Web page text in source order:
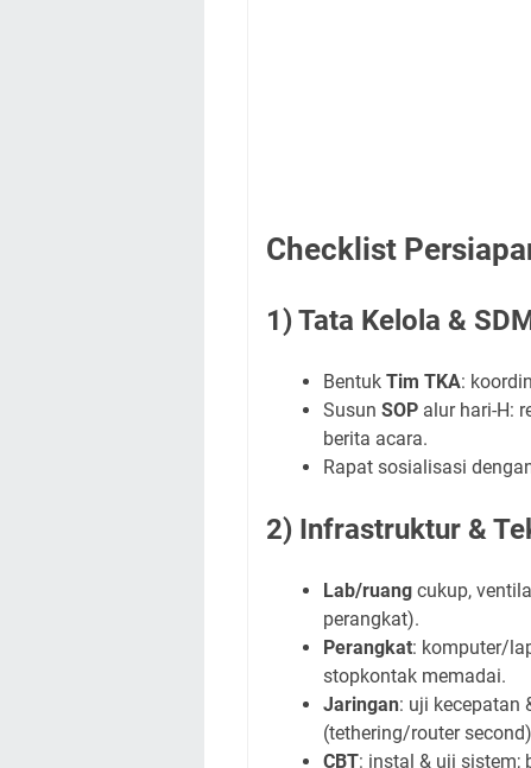
Checklist
1) Tata Kelola &
Bentuk Tim TKA:
Susun SOP alur hari-H:
berita acara.
Rapat sosialisasi
2) Infrastruktur &
Lab/ruang cukup,
perangkat).
Perangkat: komputer/
stopkontak memadai.
Jaringan: uji kecepatan
(tethering/router
CBT: instal & uji sistem;